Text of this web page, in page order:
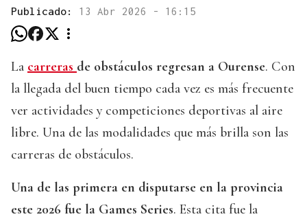
Publicado: 13 Abr 2026 - 16:15
La carreras de obstáculos regresan a Ourense. Con
la llegada del buen tiempo cada vez es más frecuente
ver actividades y competiciones deportivas al aire
libre. Una de las modalidades que más brilla son las
carreras de obstáculos.
Una de las primera en disputarse en la provincia
este 2026 fue la Games Series. Esta cita fue la